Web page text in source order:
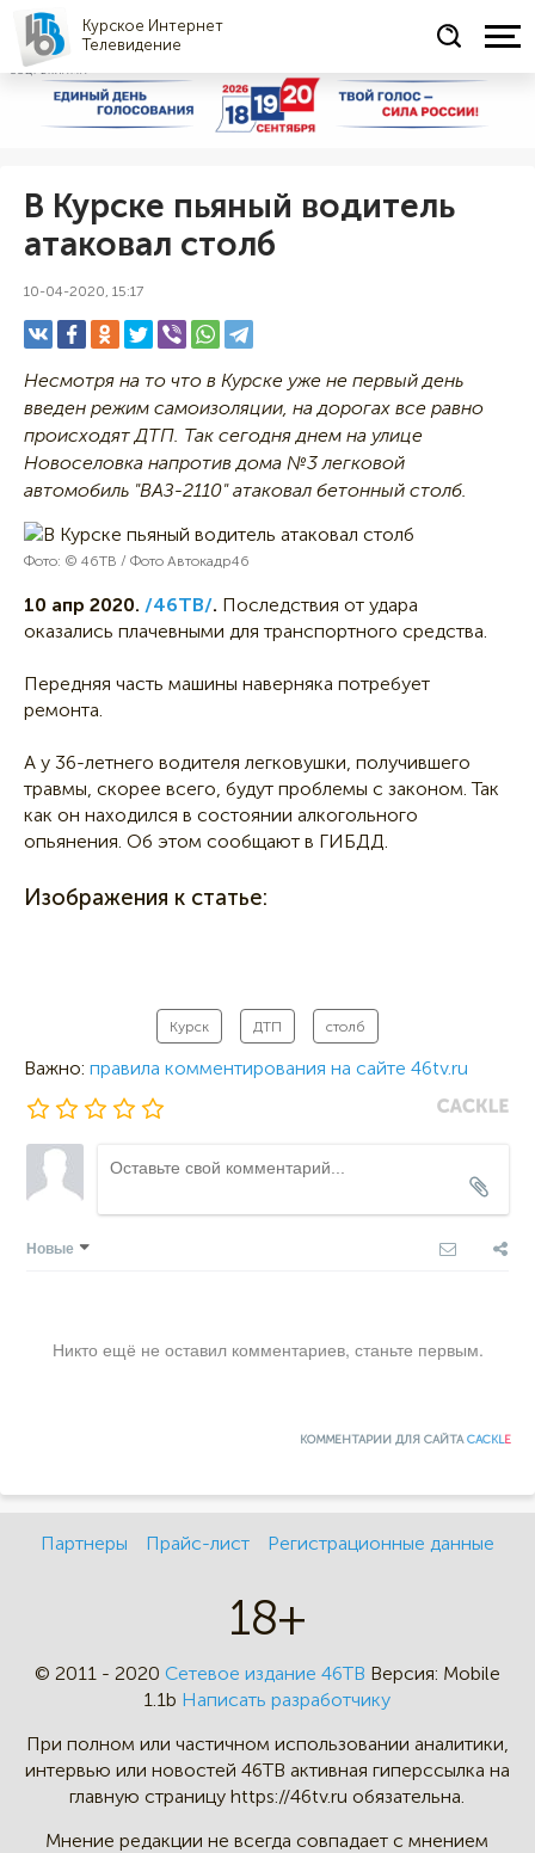
Курское Интернет
Телевидение
СОЦРЕКЛАМА
В Курске пьяный водитель
атаковал столб
10-04-2020, 15:17
Несмотря на то что в Курске уже не первый день
введен режим самоизоляции, на дорогах все равно
происходят ДТП. Так сегодня днем на улице
Новоселовка напротив дома №3 легковой
автомобиль "ВАЗ-2110" атаковал бетонный столб.
Фото: © 46ТВ / Фото Автокадр46
10 апр 2020. /46ТВ/. Последствия от удара
оказались плачевными для транспортного средства.
Передняя часть машины наверняка потребует
ремонта.
А у 36-летнего водителя легковушки, получившего
травмы, скорее всего, будут проблемы с законом. Так
как он находился в состоянии алкогольного
опьянения. Об этом сообщают в ГИБДД.
Изображения к статье:
Курск ДТП столб
Важно: правила комментирования на сайте 46tv.ru
Новые
Никто ещё не оставил комментариев, станьте первым.
КОММЕНТАРИИ ДЛЯ САЙТАCACKLE
Партнеры Прайс-лист Регистрационные данные
18+
© 2011 - 2020 Сетевое издание 46ТВ Версия: Mobile
1.1b Написать разработчику
При полном или частичном использовании аналитики,
интервью или новостей 46TB активная гиперссылка на
главную страницу https://46tv.ru обязательна.
Мнение редакции не всегда совпадает с мнением